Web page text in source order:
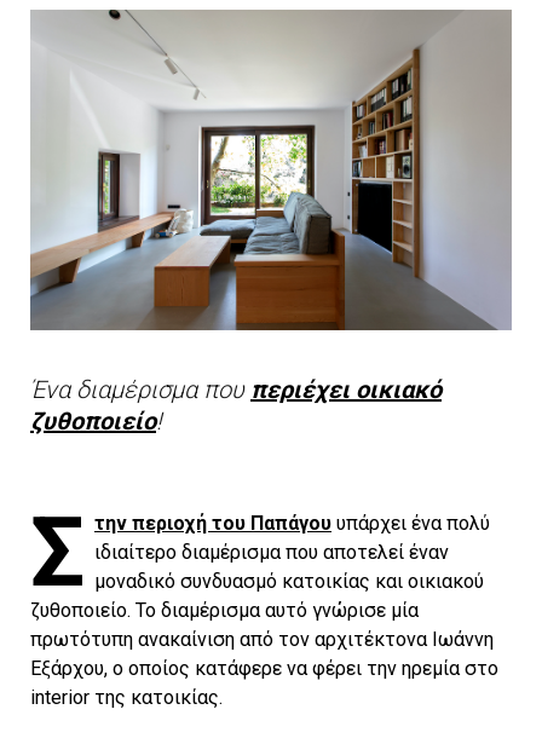
Ένα διαμέρισμα που περιέχει οικιακό
ζυθοποιείο!
Σ την περιοχή του Παπάγου υπάρχει ένα πολύ
ιδιαίτερο διαμέρισμα που αποτελεί έναν
μοναδικό συνδυασμό κατοικίας και οικιακού
ζυθοποιείο. Το διαμέρισμα αυτό γνώρισε μία
πρωτότυπη ανακαίνιση από τον αρχιτέκτονα Ιωάννη
Εξάρχου, ο οποίος κατάφερε να φέρει την ηρεμία στο
interior της κατοικίας.